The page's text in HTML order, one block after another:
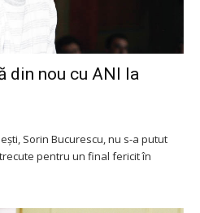
din nou cu ANI la
Sorin Bucurescu, nu s-a putut
pentru un final fericit în